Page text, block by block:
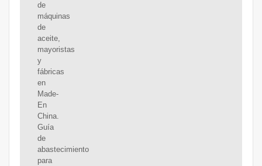
de
máquinas
de
aceite,
mayoristas
y
fábricas
en
Made-
En
China.
Guía
de
abastecimiento
para